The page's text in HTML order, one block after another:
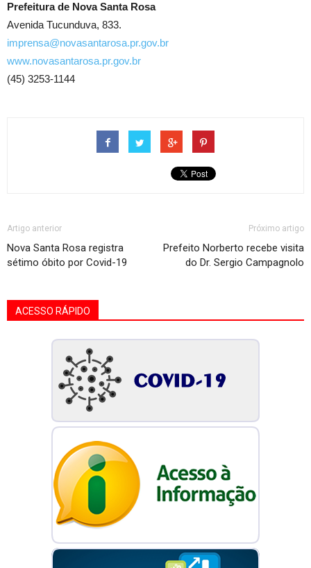
Prefeitura de Nova Santa Rosa
Avenida Tucunduva, 833.
imprensa@novasantarosa.pr.gov.br
www.novasantarosa.pr.gov.br
(45) 3253-1144
Artigo anterior
Nova Santa Rosa registra
sétimo óbito por Covid-19
Próximo artigo
Prefeito Norberto recebe visita
do Dr. Sergio Campagnolo
ACESSO RÁPIDO